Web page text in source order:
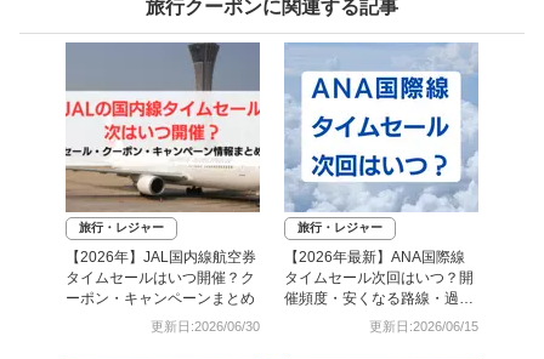
旅行クーポンに関連する記事
旅行・レジャー
【2026年】JAL国内線航空券
タイムセールはいつ開催？ク
ーポン・キャンペーンまとめ
更新日:2026/06/30
旅行・レジャー
【2026年最新】ANA国際線
タイムセール次回はいつ？開
催頻度・安くなる路線・過去
更新日:2026/06/15